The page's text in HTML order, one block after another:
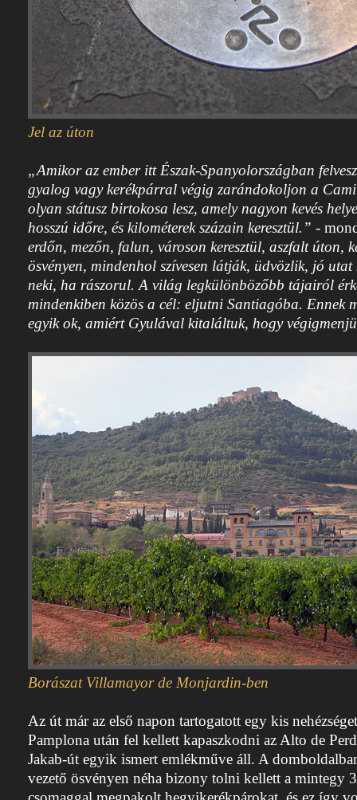
Jel az úton
„Amikor az ember itt Észak-Spanyolországban
gyalog vagy kerékpárral végig zarándokoljon a
olyan státusz birtokosa lesz, amely nagyon kevés
hosszú időre, és kilométerek százain keresztül.” -
erdőn, mezőn, falun, városon keresztül, aszfalt úton,
ösvényen, mindenhol szívesen látják, üdvözlik, jó utat
neki, ha rászorul. A világ legkülönbözőbb tájairól
mindenkiben közös a cél: eljutni Santiagóba. Ennek
egyik ok, amiért Gyulával kitaláltuk, hogy
Borászat Villamayor de Monjardin-ben
Az út már az első napon tartogatott egy kis
Pamplona után fel kellett kapaszkodni az Alto de
Jakab-út egyik ismert emlékműve áll. A
vezető ösvényen néha bizony tolni kellett a mintegy